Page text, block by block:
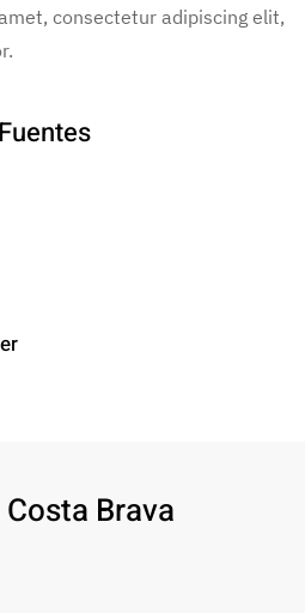
consectetur adipiscing elit,
Brava